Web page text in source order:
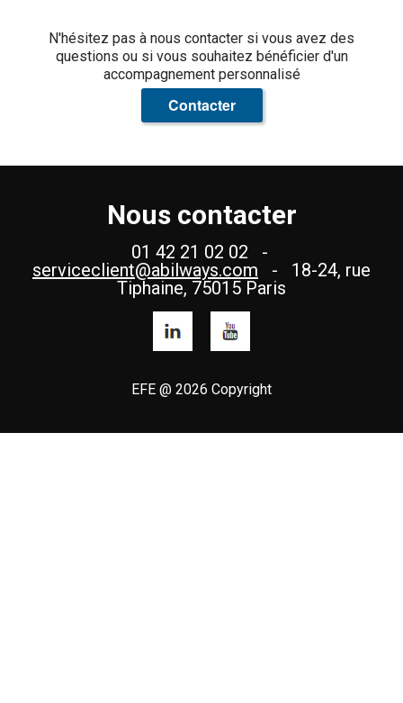
N'hésitez pas à nous contacter si vous avez des
questions ou si vous souhaitez bénéficier d'un
accompagnement personnalisé
Contacter
Nous contacter
01 42 21 02 02 -
serviceclient@abilways.com - 18-24, rue
Tiphaine, 75015 Paris
EFE @ 2026 Copyright